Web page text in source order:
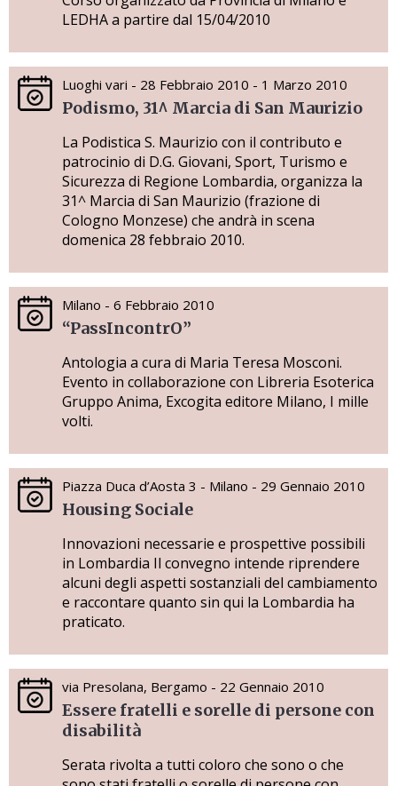
LEDHA a partire dal 15/04/2010
Luoghi vari - 28 Febbraio 2010 - 1 Marzo 2010
Podismo, 31^ Marcia di San Maurizio
La Podistica S. Maurizio con il contributo e
patrocinio di D.G. Giovani, Sport, Turismo e
Sicurezza di Regione Lombardia, organizza la
31^ Marcia di San Maurizio (frazione di
Cologno Monzese) che andrà in scena
domenica 28 febbraio 2010.
Milano - 6 Febbraio 2010
“PassIncontrO”
Antologia a cura di Maria Teresa Mosconi.
Evento in collaborazione con Libreria Esoterica
Gruppo Anima, Excogita editore Milano, I mille
volti.
Piazza Duca d’Aosta 3 - Milano - 29 Gennaio 2010
Housing Sociale
Innovazioni necessarie e prospettive possibili
in Lombardia Il convegno intende riprendere
alcuni degli aspetti sostanziali del cambiamento
e raccontare quanto sin qui la Lombardia ha
praticato.
via Presolana, Bergamo - 22 Gennaio 2010
Essere fratelli e sorelle di persone con
disabilità
Serata rivolta a tutti coloro che sono o che